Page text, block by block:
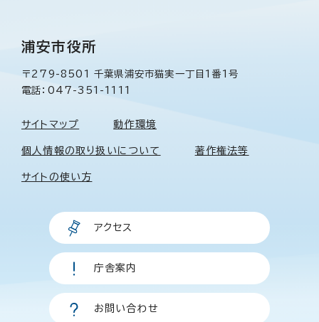
浦安市役所
〒279-8501 千葉県浦安市猫実一丁目1番1号
電話：047-351-1111
サイトマップ 動作環境
個人情報の取り扱いについて 著作権法等
サイトの使い方
アクセス
庁舎案内
お問い合わせ